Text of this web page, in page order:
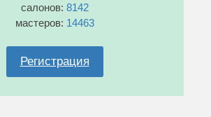
салонов: 8142
мастеров: 14463
Регистрация